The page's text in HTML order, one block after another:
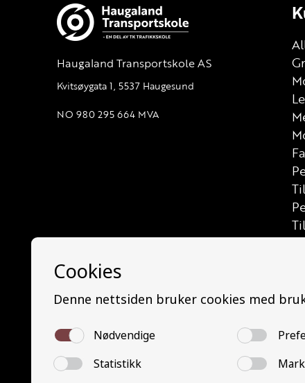
Haugaland Transportskole AS
Kvitsøygata 1, 5537 Haugesund
NO 980 295 664 MVA